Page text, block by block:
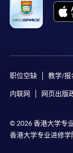
职位空缺 教学/报
内联网 网页出版
© 2026 香港大学专
香港大学专业进修